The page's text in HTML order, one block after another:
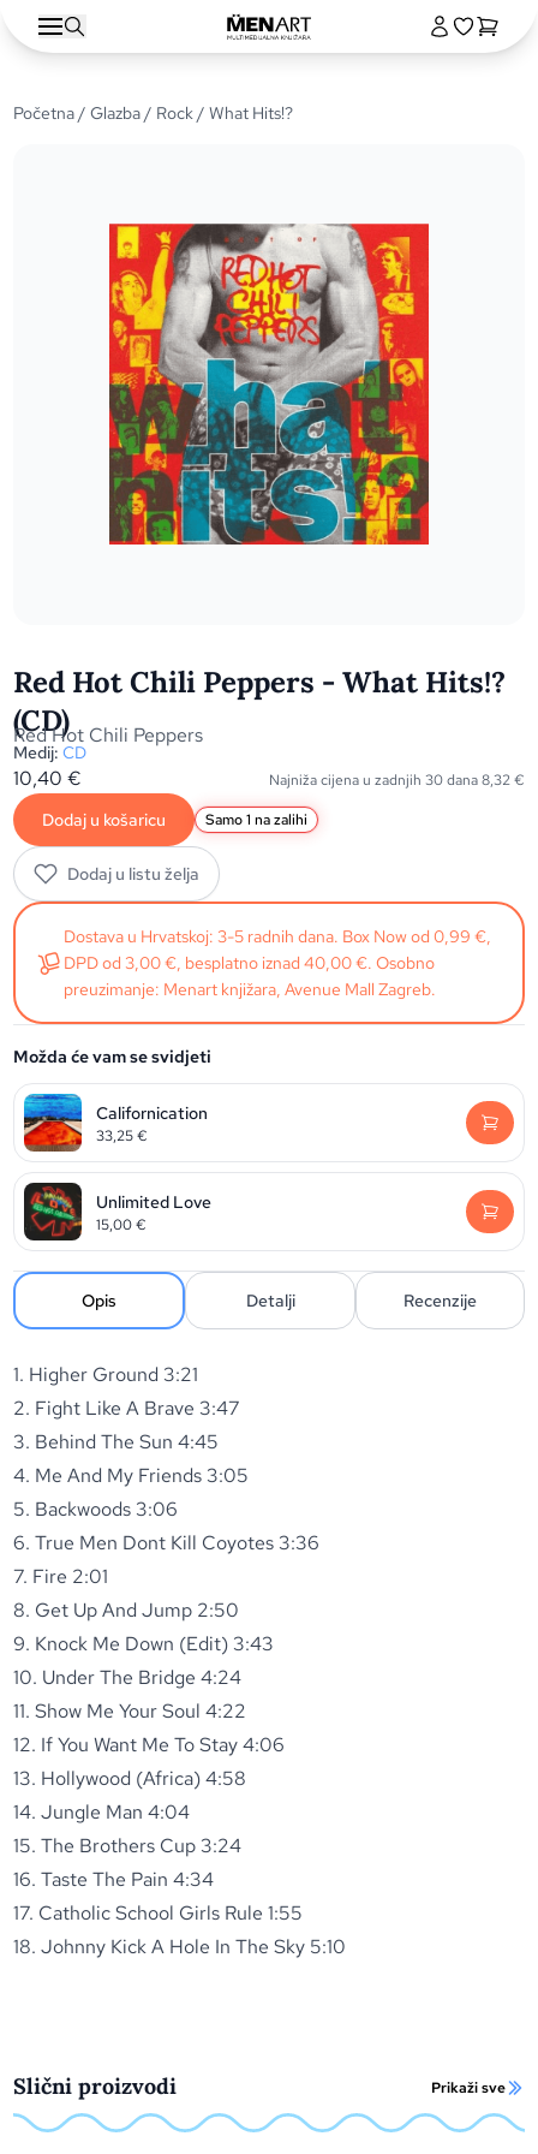
Početna/Glazba/ Rock/ What Hits!?
Red Hot Chili Peppers - What Hits!?
(CD)
Red Hot Chili Peppers
Medij: CD
10,40€ Najniža cijena u zadnjih 30 dana8,32€
Dodaj u košaricu Samo 1 na zalihi
Dodaj u listu želja
Dostava u Hrvatskoj: 3-5 radnih dana. Box Now od 0,99 €,
DPD od 3,00 €, besplatno iznad 40,00 €. Osobno
preuzimanje: Menart knjižara, Avenue Mall Zagreb.
Možda će vam se svidjeti
Californication
33,25€
Unlimited Love
15,00€
Opis Detalji Recenzije
1. Higher Ground 3:21
2. Fight Like A Brave 3:47
3. Behind The Sun 4:45
4. Me And My Friends 3:05
5. Backwoods 3:06
6. True Men Dont Kill Coyotes 3:36
7. Fire 2:01
8. Get Up And Jump 2:50
9. Knock Me Down (Edit) 3:43
10. Under The Bridge 4:24
11. Show Me Your Soul 4:22
12. If You Want Me To Stay 4:06
13. Hollywood (Africa) 4:58
14. Jungle Man 4:04
15. The Brothers Cup 3:24
16. Taste The Pain 4:34
17. Catholic School Girls Rule 1:55
18. Johnny Kick A Hole In The Sky 5:10
Slični proizvodi Prikaži sve